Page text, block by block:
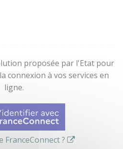
proposée par l'Etat pour
connexion à vos services en
ligne.
FranceConnect ?